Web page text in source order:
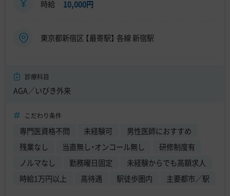
時給 10,000円
東京都新宿区 【最寄駅】 各線 新宿駅
診療科目
AGA／いびき外来
こだわり条件
専門医資格不問 未経験可
男性医師におすすめ
残業なし
当直無し・オンコール無し
研修制度有
ノルマなし
勤務曜日固定
未経験からでも高額求人
時給1万円以上
高待遇 駅徒歩圏内 主要都市／駅